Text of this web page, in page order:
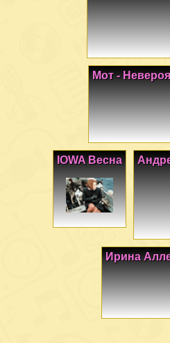
Мот -
IOWA Весна
Ирина